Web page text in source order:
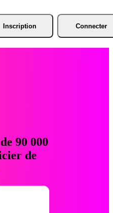
Inscription Connecter
90 000
de